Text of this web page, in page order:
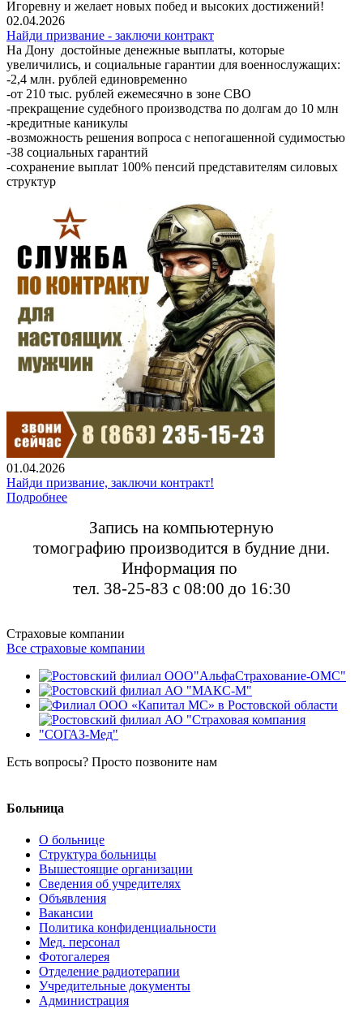
Игоревну и желает новых побед и высоких достижений!
02.04.2026
Найди призвание - заключи контракт
На Дону достойные денежные выплаты, которые
увеличились, и социальные гарантии для военнослужащих:
-2,4 млн. рублей единовременно
-от 210 тыс. рублей ежемесячно в зоне СВО
-прекращение судебного производства по долгам до 10 млн
-кредитные каникулы
-возможность решения вопроса с непогашенной судимостью
-38 социальных гарантий
-сохранение выплат 100% пенсий представителям силовых
структур
01.04.2026
Найди призвание, заключи контракт!
Подробнее
Запись на компьютерную
томографию производится в будние дни.
Информация по
тел. 38-25-83 с 08:00 до 16:30
Страховые компании
Все страховые компании
Есть вопросы? Просто позвоните нам
Больница
О больнице
Структура больницы
Вышестоящие организации
Сведения об учредителях
Объявления
Вакансии
Политика конфиденциальности
Мед. персонал
Фотогалерея
Отделение радиотерапии
Учредительные документы
Администрация